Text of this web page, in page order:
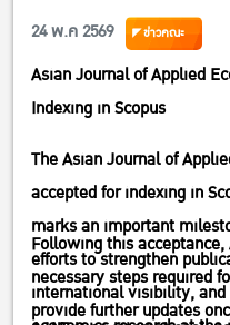
24 พ.ค 2569 ข่าวคณะ
Asian Journal of Applied
Indexing in Scopus
The Asian Journal of
accepted for indexing in
marks an important
efforts to strengthen
international visibility,
Following this
necessary steps required
provide further updates